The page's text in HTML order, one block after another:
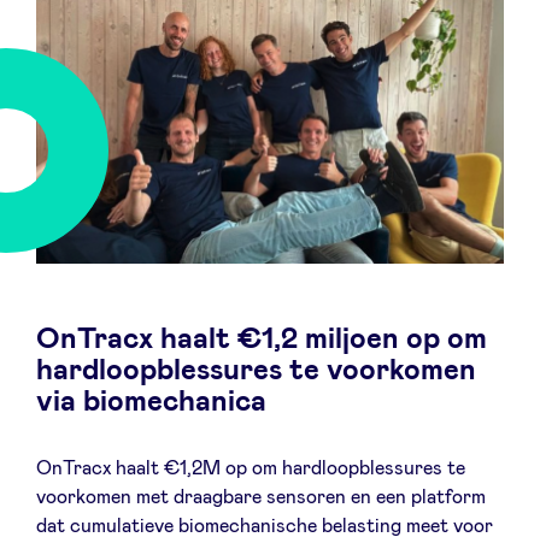
Pooling Services
Sponsors
Privacy Policy
My Portofolio
Health Expert Circle
OnTracx haalt €1,2 miljoen op om
hardloopblessures te voorkomen
via biomechanica
OnTracx haalt €1,2M op om hardloopblessures te
voorkomen met draagbare sensoren en een platform
dat cumulatieve biomechanische belasting meet voor